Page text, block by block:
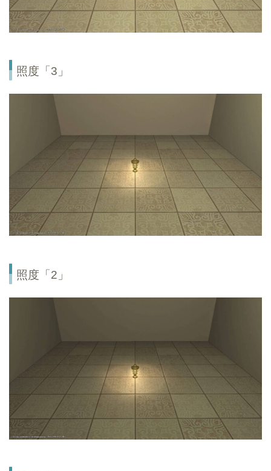
照度「3」
照度「2」